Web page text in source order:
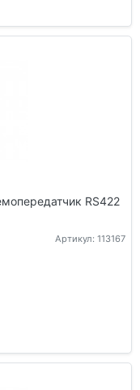
RS422
Артикул: 113167